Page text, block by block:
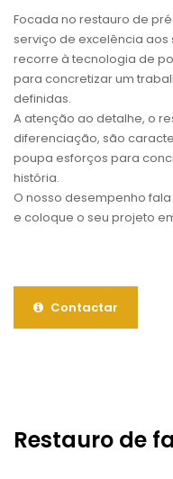
Focada no restauro de
serviço de excelência aos
recorre à tecnologia de
para concretizar um
definidas.
A atenção ao detalhe, o
diferenciação, são
poupa esforços para
história.
O nosso desempenho fala
e coloque o seu projeto
Contactar
Restauro de